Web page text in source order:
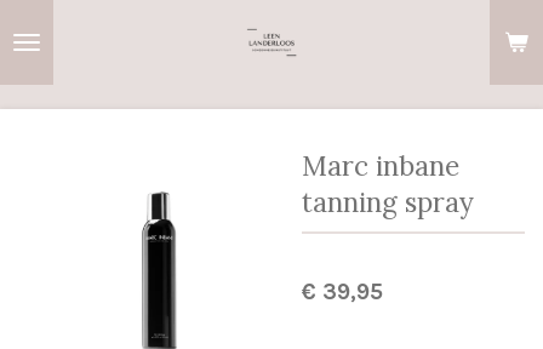
Marc inbane
tanning spray
€ 39,95